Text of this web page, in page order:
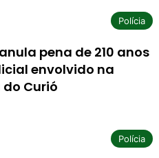
Polícia
pena de 210 anos
envolvido na
Curió
Polícia